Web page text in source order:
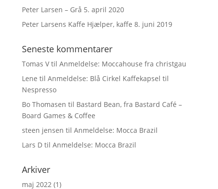
Peter Larsen – Grå 5. april 2020
Peter Larsens Kaffe Hjælper, kaffe 8. juni 2019
Seneste kommentarer
Tomas Vtil Anmeldelse: Moccahouse fra christgau
Lene til Anmeldelse: Blå Cirkel Kaffekapsel til
Nespresso
Bo Thomasen til Bastard Bean, fra Bastard Café –
Board Games & Coffee
steen jensen til Anmeldelse: Mocca Brazil
Lars Dtil Anmeldelse: Mocca Brazil
Arkiver
maj 2022(1)